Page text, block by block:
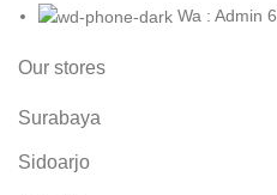
Wa : Admin 6
Our stores
Surabaya
Sidoarjo